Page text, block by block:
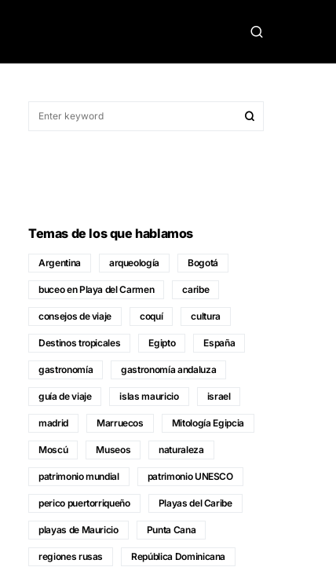
Temas de los que hablamos
Argentina arqueología Bogotá
buceo en Playa del Carmen caribe
consejos de viaje coquí cultura
Destinos tropicales Egipto España
gastronomía gastronomía andaluza
guía de viaje islas mauricio israel
madrid Marruecos Mitología Egipcia
Moscú Museos naturaleza
patrimonio mundial patrimonio UNESCO
perico puertorriqueño Playas del Caribe
playas de Mauricio Punta Cana
regiones rusas República Dominicana